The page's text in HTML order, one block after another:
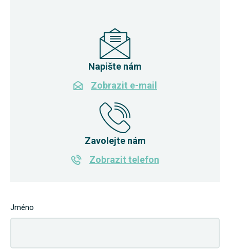
Napište nám
Zobrazit e-mail
Zavolejte nám
Zobrazit telefon
Jméno